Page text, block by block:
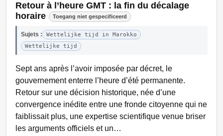
Retour à l’heure GMT : la fin du décalage
horaire
Toegang niet gespecificeerd
Sujets :
Wettelijke tijd in Marokko
Wettelijke tijd
Sept ans après l’avoir imposée par décret, le
gouvernement enterre l’heure d’été permanente.
Retour sur une décision historique, née d’une
convergence inédite entre une fronde citoyenne qui ne
faiblissait plus, une expertise scientifique venue briser
les arguments officiels et un…